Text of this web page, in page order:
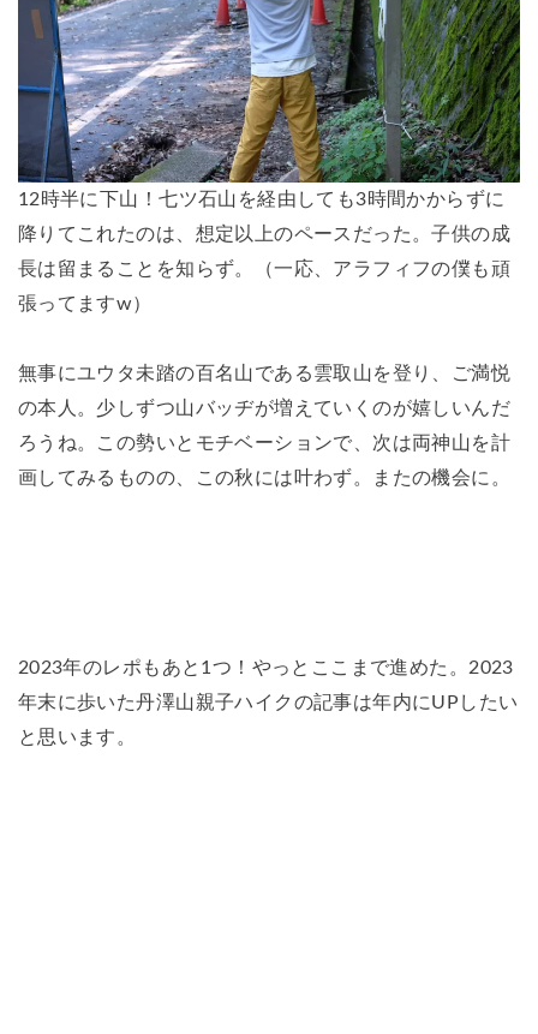
12時半に下山！七ツ石山を経由しても3時間かからずに
降りてこれたのは、想定以上のペースだった。子供の成
長は留まることを知らず。（一応、アラフィフの僕も頑
張ってますw）
無事にユウタ未踏の百名山である雲取山を登り、ご満悦
の本人。少しずつ山バッヂが増えていくのが嬉しいんだ
ろうね。この勢いとモチベーションで、次は両神山を計
画してみるものの、この秋には叶わず。またの機会に。
2023年のレポもあと1つ！やっとここまで進めた。2023
年末に歩いた丹澤山親子ハイクの記事は年内にUPしたい
と思います。